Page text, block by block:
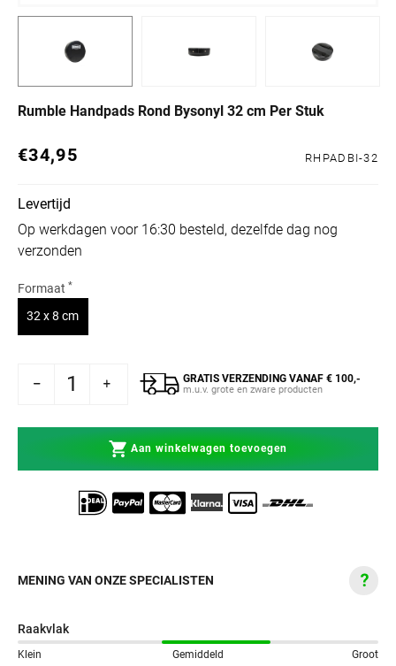
Rumble Handpads Rond Bysonyl 32 cm Per Stuk
Normale prijs
€34,95 RHPADBI-32
Levertijd
Op werkdagen voor 16:30 besteld, dezelfde dag nog
verzonden
Formaat *
32 x 8 cmVariant uitverkocht of niet beschikbaar
Rond Bysonyl 32 cm Per Stuk
Rumble Handpads Rond Bysonyl 32 cm Per Stuk
GRATIS VERZENDING VANAF € 100,-
m.u.v. grote en zware producten
Aan winkelwagen toevoegen
MENING VAN ONZE SPECIALISTEN
Raakvlak
Klein Gemiddeld Groot